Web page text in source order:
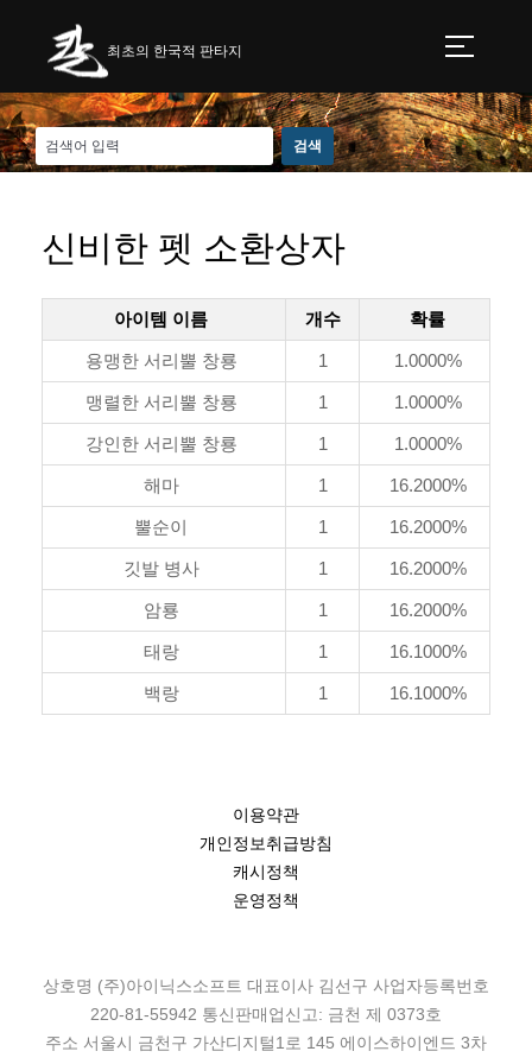
최초의 한국적 판타지
신비한 펫 소환상자
아이템 이름 개수 확률
용맹한 서리뿔 창룡 1 1.0000%
맹렬한 서리뿔 창룡 1 1.0000%
강인한 서리뿔 창룡 1 1.0000%
해마 1 16.2000%
뿔순이 1 16.2000%
깃발 병사 1 16.2000%
암룡 1 16.2000%
태랑 1 16.1000%
백랑 1 16.1000%
이용약관
개인정보취급방침
캐시정책
운영정책
상호명 (주)아이닉스소프트 대표이사 김선구 사업자등록번호
220-81-55942 통신판매업신고: 금천 제 0373호
주소 서울시 금천구 가산디지털1로 145 에이스하이엔드 3차